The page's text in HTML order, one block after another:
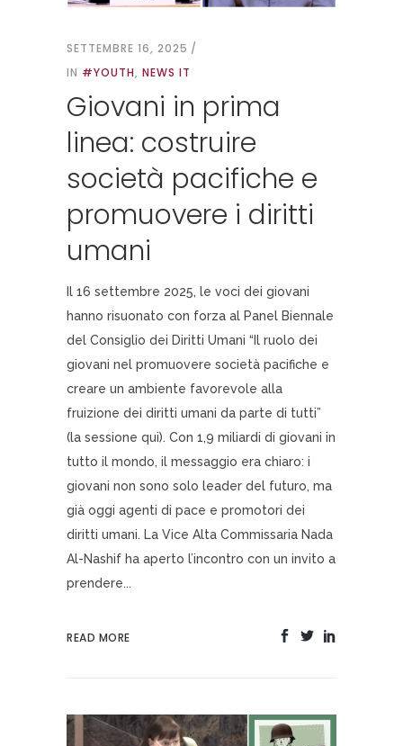
SETTEMBRE 16, 2025
IN #YOUTH, NEWS IT
Giovani in prima
linea: costruire
società pacifiche e
promuovere i diritti
umani
Il 16 settembre 2025, le voci dei giovani
hanno risuonato con forza al Panel Biennale
del Consiglio dei Diritti Umani “Il ruolo dei
giovani nel promuovere società pacifiche e
creare un ambiente favorevole alla
fruizione dei diritti umani da parte di tutti”
(la sessione qui). Con 1,9 miliardi di giovani in
tutto il mondo, il messaggio era chiaro: i
giovani non sono solo leader del futuro, ma
già oggi agenti di pace e promotori dei
diritti umani. La Vice Alta Commissaria Nada
Al-Nashif ha aperto l’incontro con un invito a
prendere...
READ MORE